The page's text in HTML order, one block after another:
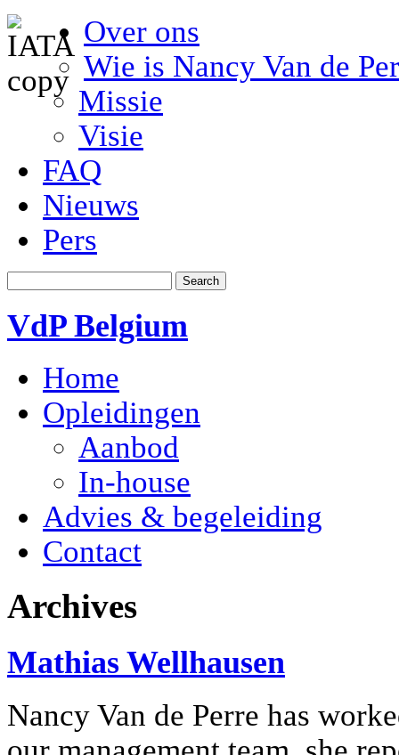
Over ons
Wie is Nancy Van de
Missie
Visie
FAQ
Nieuws
Pers
VdP Belgium
Home
Opleidingen
Aanbod
In-house
Advies & begeleiding
Contact
Archives
Mathias Wellhausen
Nancy Van de Perre has